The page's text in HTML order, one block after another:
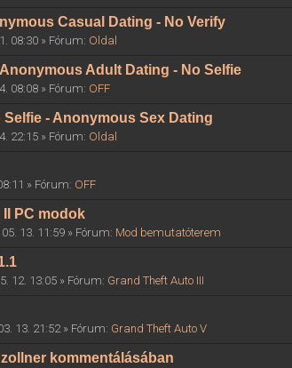
Casual Dating - No Verify
08:30 » Fórum: Oldal
Adult Dating - No Selfie
08:08 » Fórum: OFF
Selfie - Anonymous Sex Dating
22:15 » Fórum: Oldal
» Fórum: OFF
PC modok
05. 13. 11:59 » Fórum: Mod bemutatóterem
12. 13:05 » Fórum: Grand Theft Auto III
13. 21:52 » Fórum: Grand Theft Auto V
kommentálásában